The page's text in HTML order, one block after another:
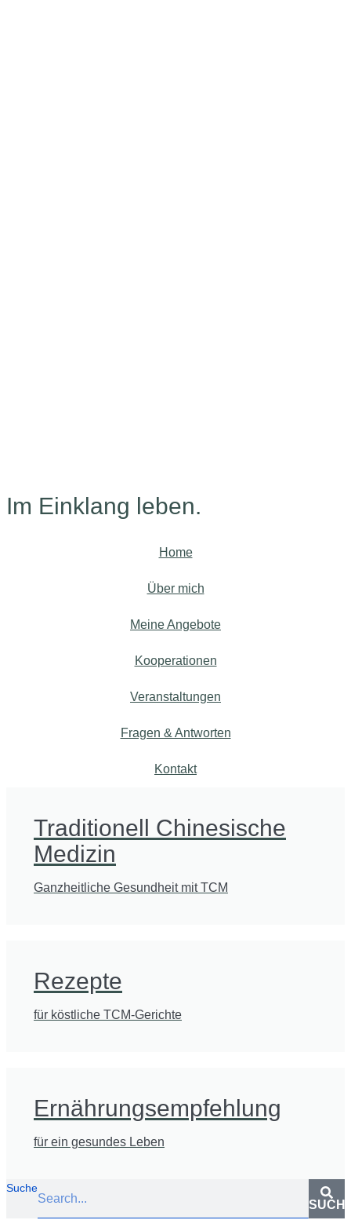
Im Einklang leben.
Home
Über mich
Meine Angebote
Kooperationen
Veranstaltungen
Fragen & Antworten
Kontakt
Traditionell Chinesische
Medizin
Ganzheitliche Gesundheit mit TCM
Rezepte
für köstliche TCM-Gerichte
Ernährungsempfehlung
für ein gesundes Leben
Suche